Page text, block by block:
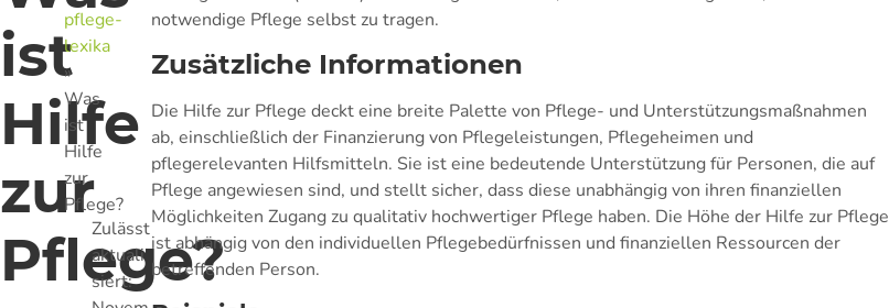
ist
Hilfe
zur
Pflege?
pflege-
lexika
»
Was
ist
Hilfe
zur
Pflege?
Zulässt
aktuali
siert:
notwendige Pflege selbst zu tragen.
Zusätzliche Informationen
Die Hilfe zur Pflege deckt eine breite Palette von Pflege- und Unterstützungsmaßnahmen
ab, einschließlich der Finanzierung von Pflegeleistungen, Pflegeheimen und
pflegerelevanten Hilfsmitteln. Sie ist eine bedeutende Unterstützung für Personen, die auf
Pflege angewiesen sind, und stellt sicher, dass diese unabhängig von ihren finanziellen
Möglichkeiten Zugang zu qualitativ hochwertiger Pflege haben. Die Höhe der Hilfe zur Pflege
ist abhängig von den individuellen Pflegebedürfnissen und finanziellen Ressourcen der
betreffenden Person.